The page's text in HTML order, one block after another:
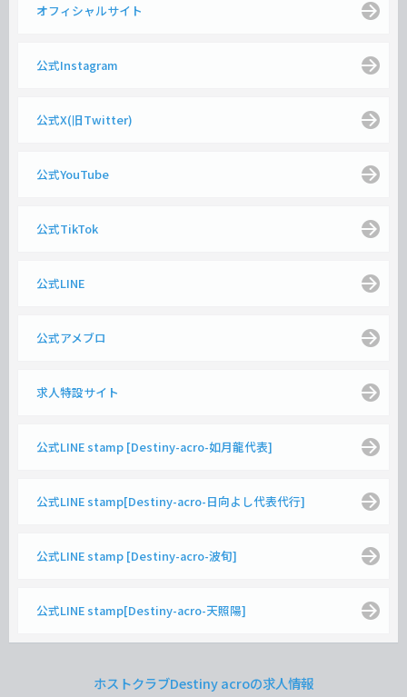
オフィシャルサイト
公式Instagram
公式X(旧Twitter)
公式YouTube
公式TikTok
公式LINE
公式アメブロ
求人特設サイト
公式LINE stamp [Destiny-acro-如月龍代表]
公式LINE stamp[Destiny-acro-日向よし代表代行]
公式LINE stamp [Destiny-acro-波旬]
公式LINE stamp[Destiny-acro-天照陽]
ホストクラブDestiny acroの求人情報